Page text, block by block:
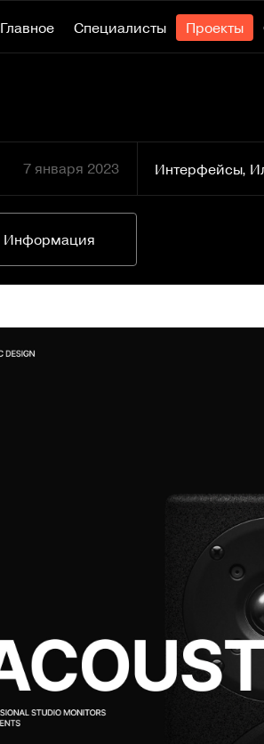
Главное Специалисты Проекты
7 января 2023 Интерфейсы,
Информация